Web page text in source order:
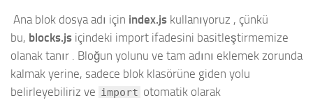
Ana blok dosya adı için index.js kullanıyoruz , çünkü
bu, blocks.js içindeki import ifadesini basitleştirmemize
olanak tanır . Bloğun yolunu ve tam adını eklemek zorunda
kalmak yerine, sadece blok klasörüne giden yolu
belirleyebiliriz ve import otomatik olarak